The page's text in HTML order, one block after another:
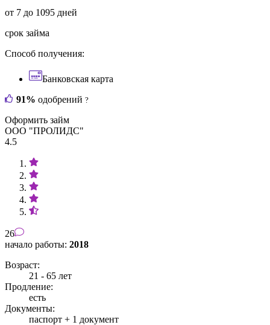
от 7 до 1095 дней
срок займа
Способ получения:
Банковская карта
91% одобрений ?
Оформить займ
ООО "ПРОЛИДС"
4.5
26
начало работы: 2018
Возраст:
21 - 65 лет
Продление:
есть
Документы:
паспорт + 1 документ